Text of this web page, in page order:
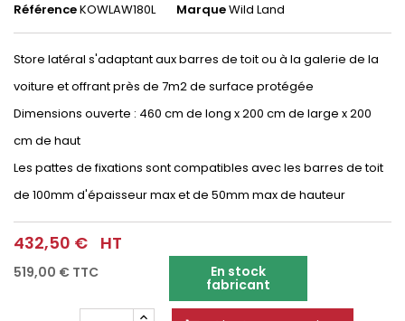
RéférenceKOWLAW180L MarqueWild Land
Store latéral s'adaptant aux barres de toit ou à la galerie de la
voiture et offrant près de 7m2 de surface protégée
Dimensions ouverte : 460 cm de long x 200 cm de large x 200
cm de haut
Les pattes de fixations sont compatibles avec les barres de toit
de 100mm d'épaisseur max et de 50mm max de hauteur
432,50 € HT
519,00 € TTC En stock
fabricant